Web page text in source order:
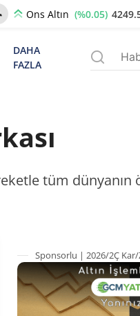
Ons Altın (%0.05)
DAHA
FAZLA
tüm dünyanın
Sponsorlu | 2026/2Ç Kar/